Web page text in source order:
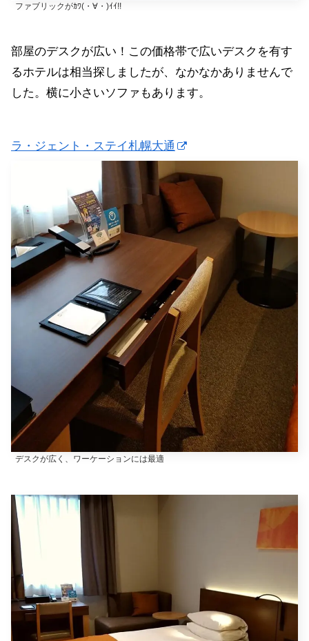
ファブリックがｶﾜ(・∀・)ｲｲ!!
部屋のデスクが広い！この価格帯で広いデスクを有す
るホテルは相当探しましたが、なかなかありませんで
した。横に小さいソファもあります。
ラ・ジェント・ステイ札幌大通
デスクが広く、ワーケーションには最適